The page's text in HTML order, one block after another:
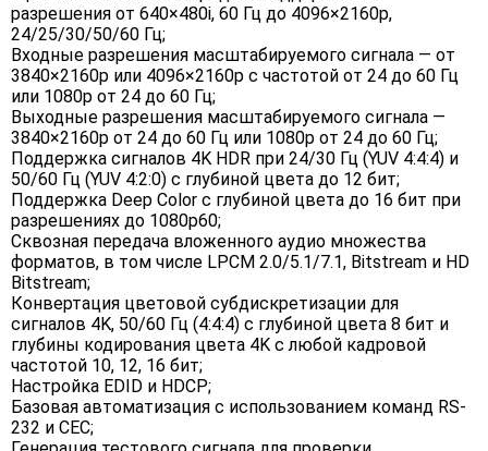
разрешения от 640×480i, 60 Гц до 4096×2160p,
24/25/30/50/60 Гц;
Входные разрешения масштабируемого сигнала — от
3840×2160p или 4096×2160p с частотой от 24 до 60 Гц
или 1080p от 24 до 60 Гц;
Выходные разрешения масштабируемого сигнала —
3840×2160p от 24 до 60 Гц или 1080p от 24 до 60 Гц;
Поддержка сигналов 4K HDR при 24/30 Гц (YUV 4:4:4) и
50/60 Гц (YUV 4:2:0) с глубиной цвета до 12 бит;
Поддержка Deep Color с глубиной цвета до 16 бит при
разрешениях до 1080p60;
Сквозная передача вложенного аудио множества
форматов, в том числе LPCM 2.0/5.1/7.1, Bitstream и HD
Bitstream;
Конвертация цветовой субдискретизации для
сигналов 4K, 50/60 Гц (4:4:4) с глубиной цвета 8 бит и
глубины кодирования цвета 4K с любой кадровой
частотой 10, 12, 16 бит;
Настройка EDID и HDCP;
Базовая автоматизация с использованием команд RS-
232 и CEC;